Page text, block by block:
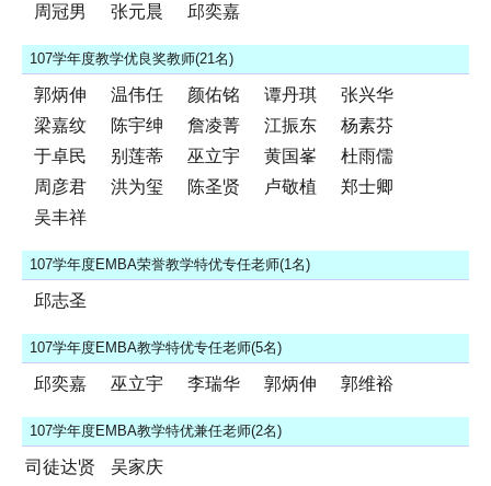
周冠男
张元晨 邱奕嘉
107学年度教学优良奖教师(21名)
郭炳伸 温伟任 颜佑铭 谭丹琪
张兴华
梁嘉纹
陈宇绅 詹凌菁 江振东
杨素芬
于卓民
别莲蒂 巫立宇 黄国峯
杜雨儒
周彦君
洪为玺 陈圣贤 卢敬植
郑士卿
吴丰祥
107学年度EMBA荣誉教学特优专任老师(1名)
邱志圣
107学年度EMBA教学特优专任老师(5名)
邱奕嘉 巫立宇 李瑞华 郭炳伸 郭维裕
107学年度EMBA教学特优兼任老师(2名)
司徒达贤 吴家庆